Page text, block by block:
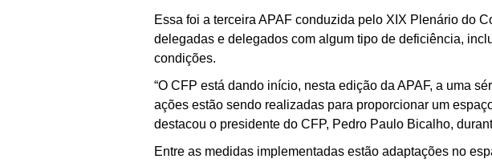
Essa foi a terceira APAF conduzida pelo XIX Plenário do
delegadas e delegados com algum tipo de deficiência,
condições.
“O CFP está dando início, nesta edição da APAF, a uma
ações estão sendo realizadas para proporcionar um
destacou o presidente do CFP, Pedro Paulo Bicalho,
Entre as medidas implementadas estão adaptações no